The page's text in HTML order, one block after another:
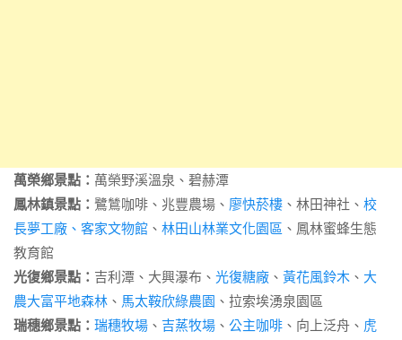
萬榮鄉景點： 萬榮野溪溫泉、碧赫潭
鳳林鎮景點： 鷺鷥咖啡、兆豐農場、 廖快菸樓 、林田神社、 校
長夢工廠、客家文物館 、 林田山林業文化園區 、鳳林蜜蜂生態
教育館
光復鄉景點： 吉利潭、大興瀑布、 光復糖廠 、 黃花風鈴木 、 大
農大富平地森林 、 馬太鞍欣綠農園 、拉索埃湧泉園區
瑞穗鄉景點： 瑞穗牧場 、 吉蒸牧場 、 公主咖啡 、向上泛舟、 虎